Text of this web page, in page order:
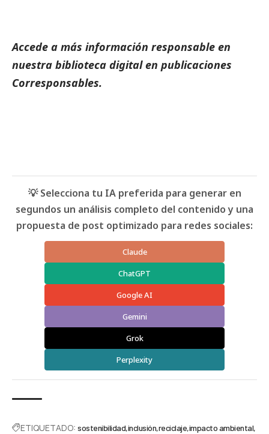
Accede a más información responsable en
nuestra biblioteca digital en publicaciones
Corresponsables.
💡 Selecciona tu IA preferida para generar en
segundos un análisis completo del contenido y una
propuesta de post optimizado para redes sociales:
Claude
ChatGPT
Google AI
Gemini
Grok
Perplexity
ETIQUETADO: sostenibilidad inclusión reciclaje impacto ambiental